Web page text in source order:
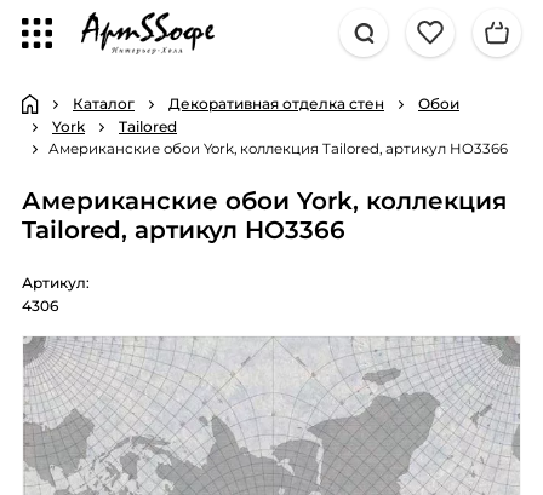
Каталог Декоративная отделка стен
Обои
York
Tailored
Американские обои York, коллекция Tailored, артикул HO3366
Американские обои York, коллекция
Tailored, артикул HO3366
Артикул:
4306